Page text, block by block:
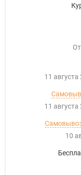
От
11 августа
11 августа
10